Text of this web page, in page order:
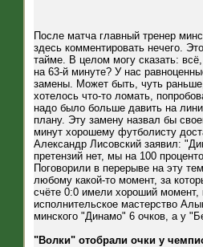
После матча главный тренер
здесь комментировать нечего.
тайме. В целом могу сказать:
на 63-й минуте? У нас
замены. Может быть, чуть
хотелось что-то ломать,
надо было больше давить на
плану. Эту замену назвал бы
минут хорошему футболисту
Александр Лисовский заявил:
претензий нет, мы на 100
Поговорили в перерыве на эту
любому какой-то момент, за
счёте 0:0 имели хороший
исполнительское мастерство
минского "Динамо" 6 очков, а у
"Волки" отобрали очки у